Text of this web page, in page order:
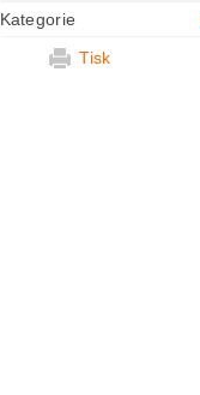
Kategorie
Tisk